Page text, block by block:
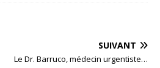
SUIVANT
Le Dr. Barruco, médecin urgentiste…